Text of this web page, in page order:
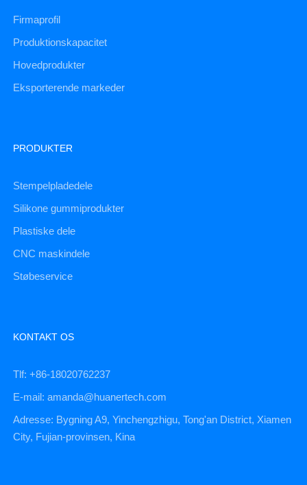
Firmaprofil
Produktionskapacitet
Hovedprodukter
Eksporterende markeder
PRODUKTER
Stempelpladedele
Silikone gummiprodukter
Plastiske dele
CNC maskindele
Støbeservice
KONTAKT OS
Tlf: +86-18020762237
E-mail: amanda@huanertech.com
Adresse: Bygning A9, Yinchengzhigu, Tong'an District, Xiamen
City, Fujian-provinsen, Kina